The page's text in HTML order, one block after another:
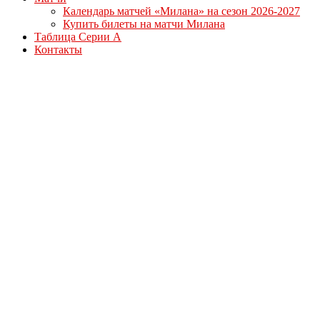
Календарь матчей «Милана» на сезон 2026-2027
Купить билеты на матчи Милана
Таблица Серии А
Контакты